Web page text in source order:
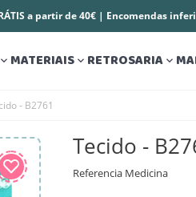
a partir de 40€ | Encomendas
MATERIAIS RETROSARIA
- B2761
Tecido -
Referencia Medicina